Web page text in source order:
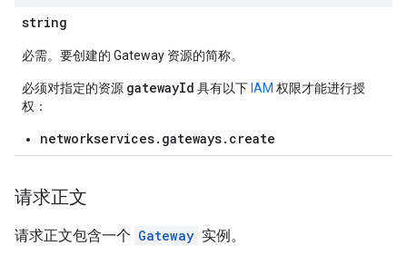
string
必需。要创建的 Gateway 资源的简称。
必须对指定的资源 gatewayId 具有以下 IAM 权限才能进行授
权：
networkservices.gateways.create
请求正文
请求正文包含一个 Gateway 实例。